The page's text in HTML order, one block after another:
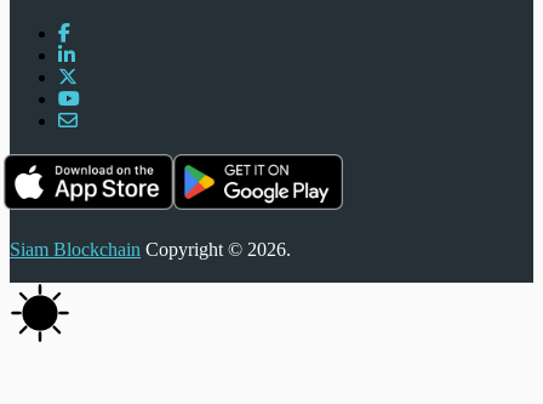
Siam Blockchain Copyright © 2026.